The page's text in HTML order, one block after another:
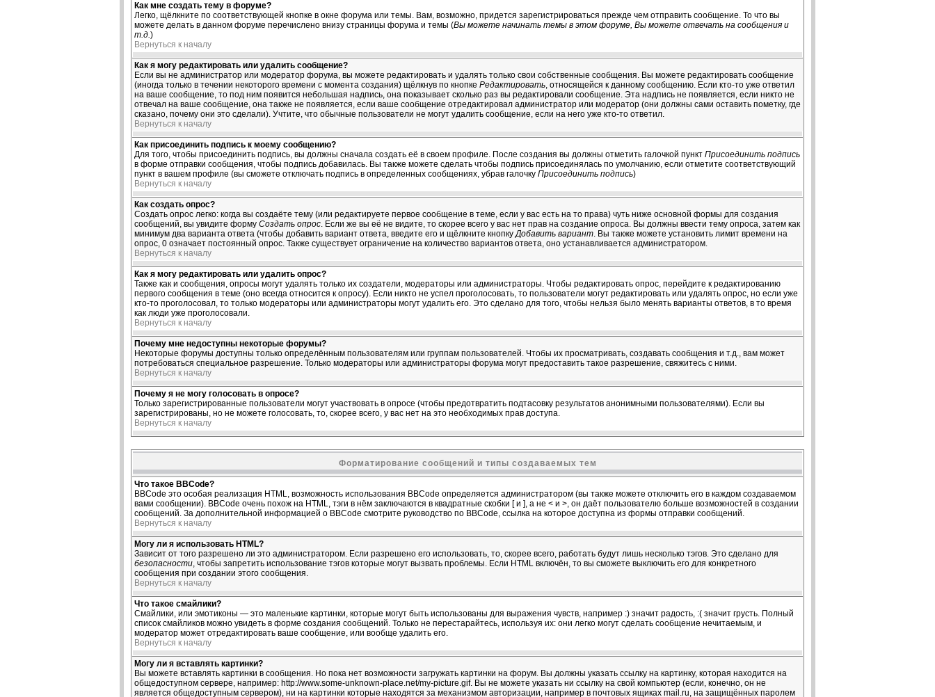
Как мне создать тему в форуме?
Легко, щёлкните по соответствующей кнопке в окне форума или темы. Вам, возможно, придется зарегистрироваться прежде чем отправить сообщение. То что вы
можете делать в данном форуме перечислено внизу страницы форума и темы (Вы можете начинать темы в этом форуме, Вы можете отвечать на сообщения и
т.д.)
Вернуться к началу
Как я могу редактировать или удалить сообщение?
Если вы не администратор или модератор форума, вы можете редактировать и удалять только свои собственные сообщения. Вы можете редактировать сообщение
(иногда только в течении некоторого времени с момента создания) щёлкнув по кнопке Редактировать, относящейся к данному сообщению. Если кто-то уже ответил
на ваше сообщение, то под ним появится небольшая надпись, она показывает сколько раз вы редактировали сообщение. Эта надпись не появляется, если никто не
отвечал на ваше сообщение, она также не появляется, если ваше сообщение отредактировал администратор или модератор (они должны сами оставить пометку, где
сказано, почему они это сделали). Учтите, что обычные пользователи не могут удалить сообщение, если на него уже кто-то ответил.
Вернуться к началу
Как присоединить подпись к моему сообщению?
Для того, чтобы присоединить подпись, вы должны сначала создать её в своем профиле. После создания вы должны отметить галочкой пункт Присоединить подпись
в форме отправки сообщения, чтобы подпись добавилась. Вы также можете сделать чтобы подпись присоединялась по умолчанию, если отметите соответствующий
пункт в вашем профиле (вы сможете отключать подпись в определенных сообщениях, убрав галочку Присоединить подпись)
Вернуться к началу
Как создать опрос?
Создать опрос легко: когда вы создаёте тему (или редактируете первое сообщение в теме, если у вас есть на то права) чуть ниже основной формы для создания
сообщений, вы увидите форму Создать опрос. Если же вы её не видите, то скорее всего у вас нет прав на создание опроса. Вы должны ввести тему опроса, затем как
минимум два варианта ответа (чтобы добавить вариант ответа, введите его и щёлкните кнопкуДобавить вариант. Вы также можете установить лимит времени на
опрос, 0 означает постоянный опрос. Также существует ограничение на количество вариантов ответа, оно устанавливается администратором.
Вернуться к началу
Как я могу редактировать или удалить опрос?
Также как и сообщения, опросы могут удалять только их создатели, модераторы или администраторы. Чтобы редактировать опрос, перейдите к редактированию
первого сообщения в теме (оно всегда относится к опросу). Если никто не успел проголосовать, то пользователи могут редактировать или удалять опрос, но если уже
кто-то проголосовал, то только модераторы или администраторы могут удалить его. Это сделано для того, чтобы нельзя было менять варианты ответов, в то время
как люди уже проголосовали.
Вернуться к началу
Почему мне недоступны некоторые форумы?
Некоторые форумы доступны только определённым пользователям или группам пользователей. Чтобы их просматривать, создавать сообщения и т.д., вам может
потребоваться специальное разрешение. Только модераторы или администраторы форума могут предоставить такое разрешение, свяжитесь с ними.
Вернуться к началу
Почему я не могу голосовать в опросе?
Только зарегистрированные пользователи могут участвовать в опросе (чтобы предотвратить подтасовку результатов анонимными пользователями). Если вы
зарегистрированы, но не можете голосовать, то, скорее всего, у вас нет на это необходимых прав доступа.
Вернуться к началу
Форматирование сообщений и типы создаваемых тем
Что такое BBCode?
BBCode это особая реализация HTML, возможность использования BBCode определяется администратором (вы также можете отключить его в каждом создаваемом
вами сообщении). BBCode очень похож на HTML, тэги в нём заключаются в квадратные скобки [ и ], а не < и >, он даёт пользователю больше возможностей в создании
сообщений. За дополнительной информацией о BBCode смотрите руководство по BBCode, ссылка на которое доступна из формы отправки сообщений.
Вернуться к началу
Могу ли я использовать HTML?
Зависит от того разрешено ли это администратором. Если разрешено его использовать, то, скорее всего, работать будут лишь несколько тэгов. Это сделано для
безопасности, чтобы запретить использование тэгов которые могут вызвать проблемы. Если HTML включён, то вы сможете выключить его для конкретного
сообщения при создании этого сообщения.
Вернуться к началу
Что такое смайлики?
Смайлики, или эмотиконы — это маленькие картинки, которые могут быть использованы для выражения чувств, например :) значит радость, :( значит грусть. Полный
список смайликов можно увидеть в форме создания сообщений. Только не перестарайтесь, используя их: они легко могут сделать сообщение нечитаемым, и
модератор может отредактировать ваше сообщение, или вообще удалить его.
Вернуться к началу
Могу ли я вставлять картинки?
Вы можете вставлять картинки в сообщения. Но пока нет возможности загружать картинки на форум. Вы должны указать ссылку на картинку, которая находится на
общедоступном сервере, например: http://www.some-unknown-place.net/my-picture.gif. Вы не можете указать ни ссылку на свой компьютер (если, конечно, он не
является общедоступным сервером), ни на картинки которые находятся за механизмом авторизации, например в почтовых ящиках mail.ru, на защищённых паролем